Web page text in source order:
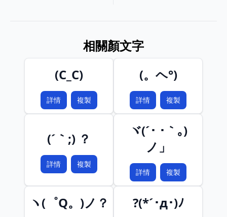
相關顏文字
(C_C)
詳情 複製
(。ヘ°)
詳情 複製
(´｀;) ？
詳情 複製
ヾ(´･ ･｀｡)
ノ」
詳情 複製
ヽ(゜Q。)ノ？ ?(*´･д･)ﾉ